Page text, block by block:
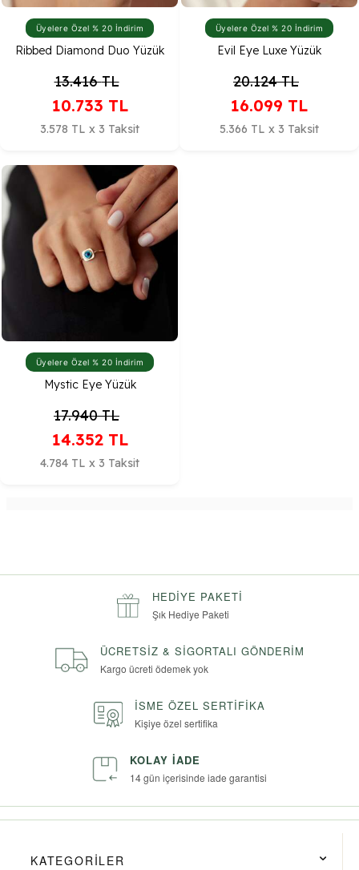
Üyelere Özel % 20 İndirim
Ribbed Diamond Duo Yüzük
13.416TL
10.733 TL
3.578 TL x 3 Taksit
Üyelere Özel % 20 İndirim
Evil Eye Luxe Yüzük
20.124TL
16.099 TL
5.366 TL x 3 Taksit
Üyelere Özel % 20 İndirim
Mystic Eye Yüzük
17.940TL
14.352 TL
4.784 TL x 3 Taksit
HEDIYE PAKETI
Şık Hediye Paketi
ÜCRETSIZ & SIGORTALI GÖNDERIM
Kargo ücreti ödemek yok
İSME ÖZEL SERTIFIKA
Kişiye özel sertifika
KOLAY İADE
14 gün içerisinde iade garantisi
KATEGORİLER